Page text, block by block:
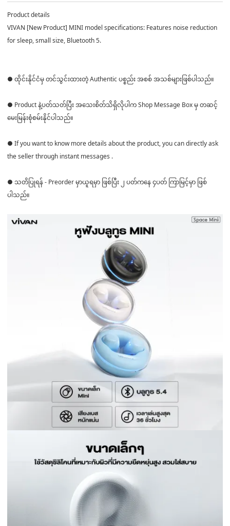
Product details
VIVAN [New Product] MINI model specifications: Features noise reduction
for sleep, small size, Bluetooth 5.
● ထိုင်းနိုင်ငံမှ တင်သွင်းထားတဲ့ Authentic ပစ္စည်း အစစ် အသစ်များဖြစ်ပါသည်။
● Product နဲ့ပတ်သတ်ပြီး အသေးစိတ်သိရှိလိုပါက Shop Message Box မှ တဆင့်
မေးမြန်းစုံစမ်းနိုင်ပါသည်။
● If you want to know more details about the product, you can directly ask
the seller through instant messages .
● သတိပြုရန် - Preorder မှာယူရမှာ ဖြစ်ပြီး ၂ ပတ်ကနေ ၄ပတ် ကြာမြင့်မှာ ဖြစ်
ပါသည်။